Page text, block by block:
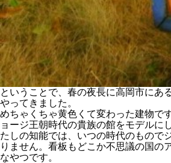
ということで、春の夜長に高岡市にあ
やってきました。
めちゃくちゃ黄色くて変わった建物で
ョージ王朝時代の貴族の館をモデルに
たしの知能では、いつの時代のもので
りません。看板もどこか不思議の国の
なやつです。